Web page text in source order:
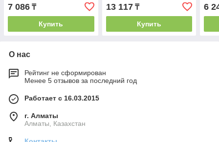
7 086 ₸
Купить
13 117₸
Купить
6
О нас
Рейтинг не сформирован
Менее 5 отзывов за последний год
Работает с 16.03.2015
г. Алматы
Алматы, Казахстан